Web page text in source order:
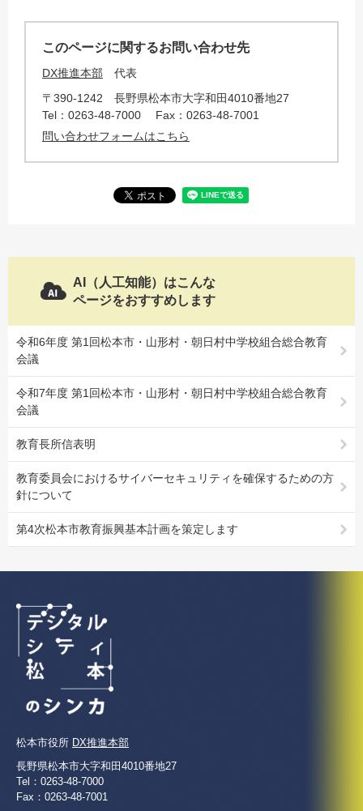
このページに関するお問い合わせ先
DX推進本部
代表
〒390-1242
長野県松本市大字和田4010番地27
Tel：0263-48-7000
Fax：0263-48-7001
問い合わせフォームはこちら
AI（人工知能）はこんな
ページをおすすめします
令和6年度 第1回松本市・山形村・朝日村中学校組合総合教育
会議
令和7年度 第1回松本市・山形村・朝日村中学校組合総合教育
会議
教育長所信表明
教育委員会におけるサイバーセキュリティを確保するための方
針について
第4次松本市教育振興基本計画を策定します
松本市役所 DX推進本部
長野県松本市大字和田4010番地27
Tel：0263-48-7000
Fax：0263-48-7001